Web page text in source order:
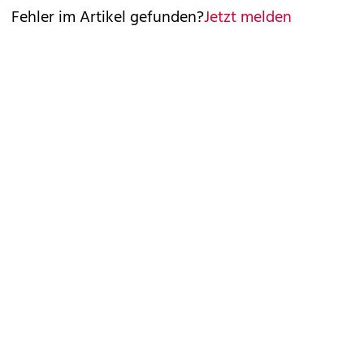
Fehler im Artikel gefunden?Jetzt melden